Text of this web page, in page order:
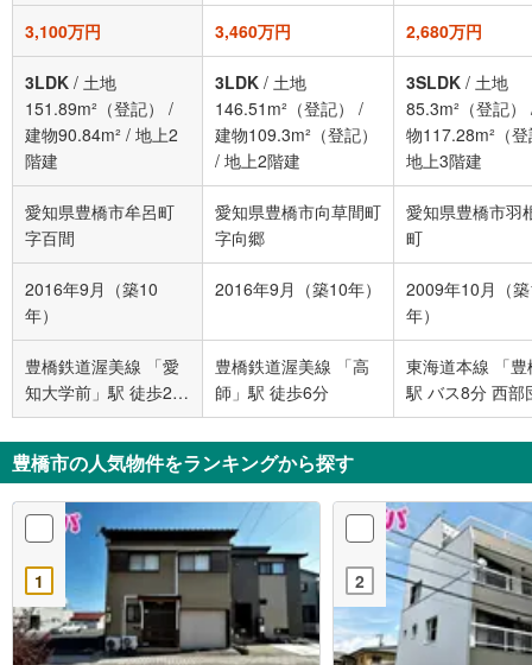
3,100万円 3,460万円 2,680万円
3LDK / 土地
151.89m²（登記）
/
建物90.84m² / 地上2
階建
3LDK / 土地
146.51m²（登記）
/
建物109.3m²（登記）
/ 地上2階建
3SLDK / 土地
85.3m²（登記）
物117.28m²（
地上3階建
愛知県豊橋市牟呂町
字百間
愛知県豊橋市向草間町
字向郷
愛知県豊橋市羽
町
2016年9月（築10
年）
2016年9月（築10年）
2009年10月（
年）
豊橋鉄道渥美線 「愛
知大学前」駅 徒歩25
分
豊橋鉄道渥美線 「高
師」駅 徒歩6分
東海道本線 「豊
駅 バス8分 西部
東 バス停下車
分
豊橋市の人気物件をランキングから探す
1 2